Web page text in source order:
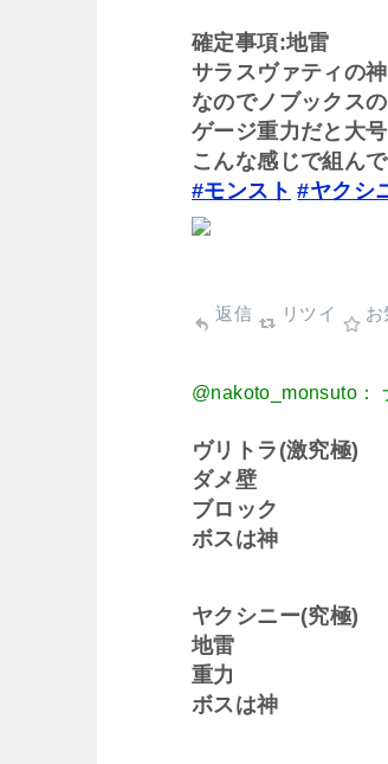
確定事項:地雷
サラスヴァティの
なのでノブックスの
ゲージ重力だと大
こんな感じで組ん
#モンスト #ヤクシ
返信 リツイ お
@nakoto_monsuto：
ヴリトラ(激究極)
ダメ壁
ブロック
ボスは神
ヤクシニー(究極)
地雷
重力
ボスは神